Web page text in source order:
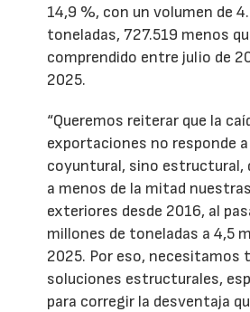
14,9 %, con un volumen de
toneladas, 727.519 menos
comprendido entre julio de
2025.
“Queremos reiterar que la
exportaciones no responde
coyuntural, sino estructural,
a menos de la mitad
exteriores desde 2016, al
millones de toneladas a 4,5
2025. Por eso, necesitamos
soluciones estructurales,
para corregir la desventaja